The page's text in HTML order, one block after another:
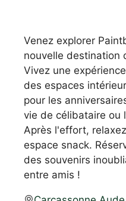
Venez explorer
nouvelle destination
Vivez une
des espaces
pour les
vie de célibataire ou
Après l'effort,
espace snack.
des souvenirs
entre amis !